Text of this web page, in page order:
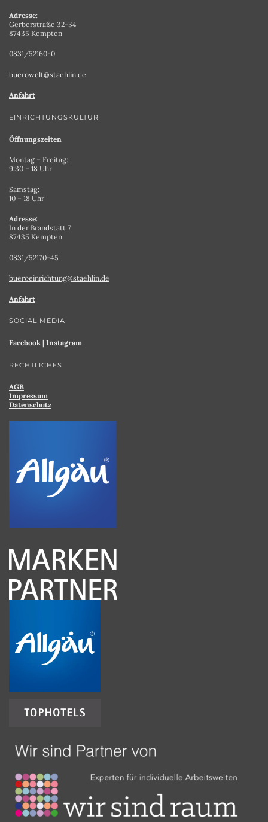
Adresse:
Gerberstraße 32-34
87435 Kempten
0831/52160-0
buerowelt@staehlin.de
Anfahrt
EINRICHTUNGSKULTUR
Öffnungszeiten
Montag – Freitag:
9:30 – 18 Uhr
Samstag:
10 – 18 Uhr
Adresse:
In der Brandstatt 7
87435 Kempten
0831/52170-45
bueroeinrichtung@staehlin.de
Anfahrt
SOCIAL MEDIA
Facebook | Instagram
RECHTLICHES
AGB
Impressum
Datenschutz